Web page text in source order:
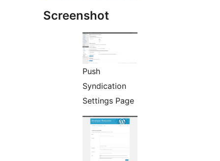
Screenshot
Push
Syndication
Settings Page